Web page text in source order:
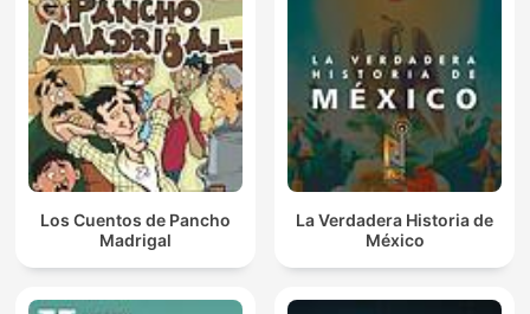
Los Cuentos de Pancho
Madrigal
La Verdadera Historia de
México